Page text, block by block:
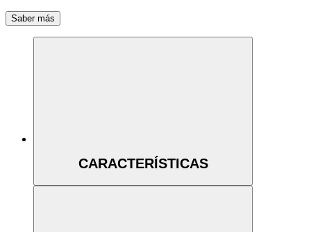
Saber más
CARACTERÍSTICAS